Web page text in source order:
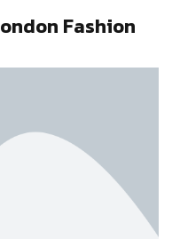
Fashion